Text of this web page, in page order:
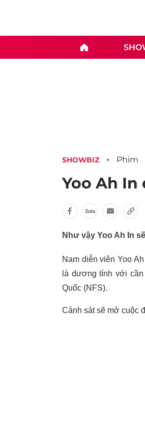
SHOWBIZ Phim
Yoo Ah
Như vậy Yoo Ah In
Nam diễn viên Yoo
là dương tính với
Quốc (NFS).
Cảnh sát sẽ mở cuộc